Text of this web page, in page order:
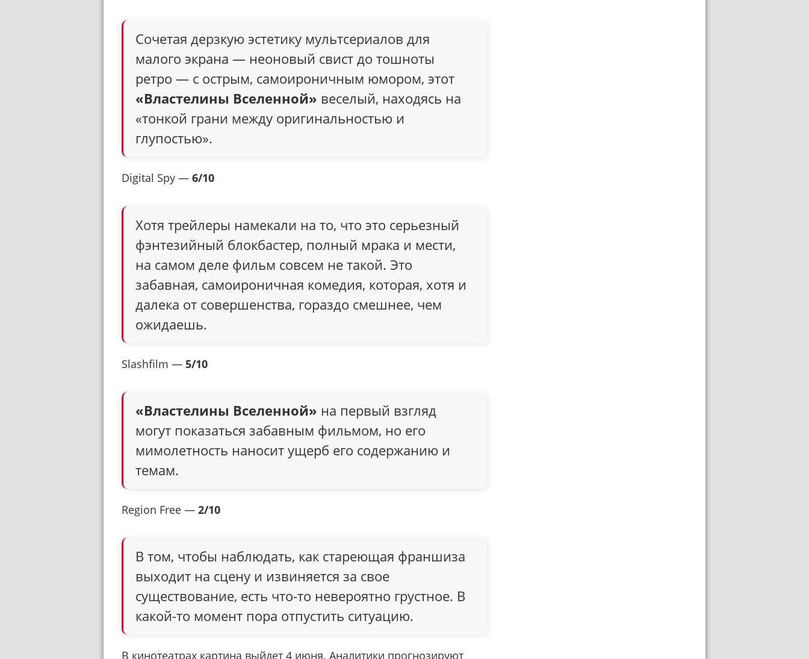
Сочетая дерзкую эстетику мультсериалов для
малого экрана — неоновый свист до тошноты
ретро — с острым, самоироничным юмором, этот
«Властелины Вселенной» веселый, находясь на
«тонкой грани между оригинальностью и
глупостью».
Digital Spy — 6/10
Хотя трейлеры намекали на то, что это серьезный
фэнтезийный блокбастер, полный мрака и мести,
на самом деле фильм совсем не такой. Это
забавная, самоироничная комедия, которая, хотя и
далека от совершенства, гораздо смешнее, чем
ожидаешь.
Slashfilm — 5/10
«Властелины Вселенной» на первый взгляд
могут показаться забавным фильмом, но его
мимолетность наносит ущерб его содержанию и
темам.
Region Free — 2/10
В том, чтобы наблюдать, как стареющая франшиза
выходит на сцену и извиняется за свое
существование, есть что-то невероятно грустное. В
какой-то момент пора отпустить ситуацию.
В кинотеатрах картина выйдет 4 июня. Аналитики прогнозируют